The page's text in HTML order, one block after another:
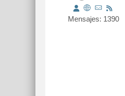
Mensajes: 1390